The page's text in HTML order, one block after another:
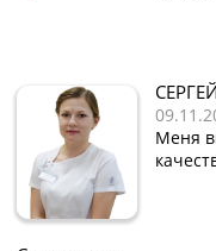
СЕРГЕЙ
Меня